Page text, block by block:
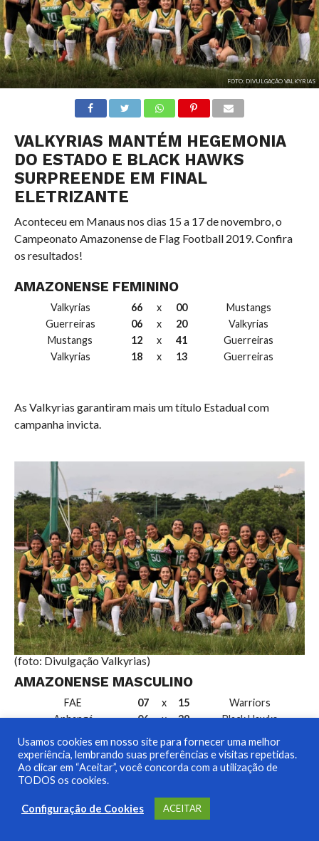
FOTO: DIVULGAÇÃO VALKYRIAS
VALKYRIAS MANTÉM HEGEMONIA
DO ESTADO E BLACK HAWKS
SURPREENDE EM FINAL
ELETRIZANTE
Aconteceu em Manaus nos dias 15 a 17 de novembro, o
Campeonato Amazonense de Flag Football 2019. Confira
os resultados!
AMAZONENSE FEMININO
Valkyrias 66 x 00
Mustangs
Guerreiras
06 x 20
Valkyrias
Mustangs
12 x 41
Guerreiras
Valkyrias
18 x 13 Guerreiras
As Valkyrias garantiram mais um título Estadual com
campanha invicta.
(foto: Divulgação Valkyrias)
AMAZONENSE MASCULINO
FAE 07 x 15
Warriors
Anhangá
06 x 39
Black Hawks
Anhangá
06 31
Manaus F.F.
Black Hawks
32 x 00
Warriors
Black Hawks
32 x 32
FAE
Warriors
x 00
Manaus F.F.
22 x 47
Usamos cookies em nosso site para fornecer uma melhor
experiência, lembrando suas preferências e visitas repetidas.
Ao clicar em “Aceitar”, você concorda com a utilização de
TODOS os cookies.
Configuração de Cookies ACEITAR